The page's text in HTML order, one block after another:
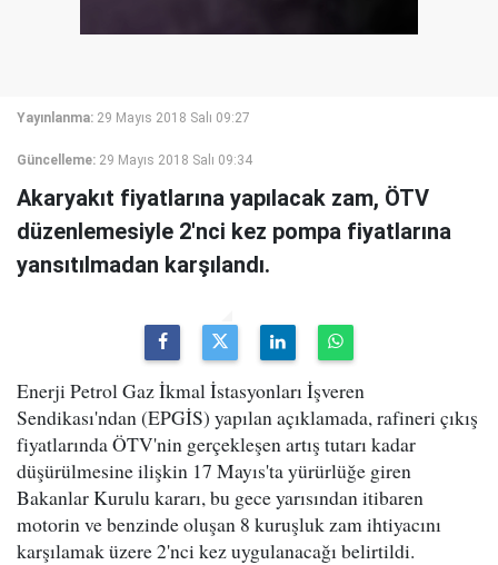
Yayınlanma: 29 Mayıs 2018 Salı 09:27
Güncelleme: 29 Mayıs 2018 Salı 09:34
Akaryakıt fiyatlarına yapılacak zam, ÖTV
düzenlemesiyle 2'nci kez pompa fiyatlarına
yansıtılmadan karşılandı.
Enerji Petrol Gaz İkmal İstasyonları İşveren
Sendikası'ndan (EPGİS) yapılan açıklamada, rafineri çıkış
fiyatlarında ÖTV'nin gerçekleşen artış tutarı kadar
düşürülmesine ilişkin 17 Mayıs'ta yürürlüğe giren
Bakanlar Kurulu kararı, bu gece yarısından itibaren
motorin ve benzinde oluşan 8 kuruşluk zam ihtiyacını
karşılamak üzere 2'nci kez uygulanacağı belirtildi.